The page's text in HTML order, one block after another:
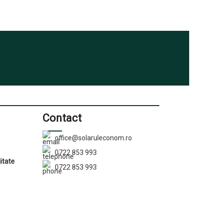
Contact
office@solaruleconom.ro
0722 853 993
0722 853 993